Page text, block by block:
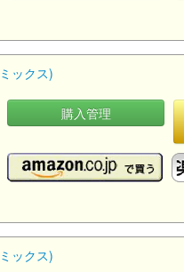
ックス)
購入管理
ックス)